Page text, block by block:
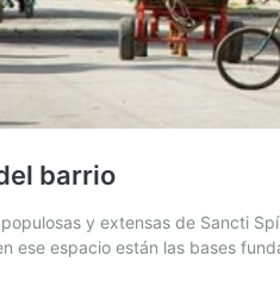
barrio
y extensas de Sancti
ese espacio están las bases